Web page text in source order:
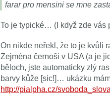
farar pro mensini se mne
To je typické… (I když zde
On nikde neřekl, že to je kvůli
Zejména černoši v USA (a je
běloch, jste automaticky zlý
barvy kůže [sic!]… ukázku
http://pialpha.cz/